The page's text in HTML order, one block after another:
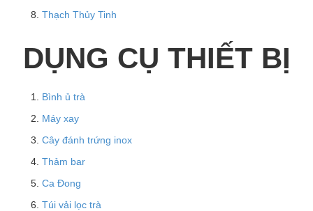
Thạch Thủy Tinh
DỤNG CỤ THIẾT BỊ
Bình ủ trà
Máy xay
Cây đánh trứng inox
Thảm bar
Ca Đong
Túi vải lọc trà